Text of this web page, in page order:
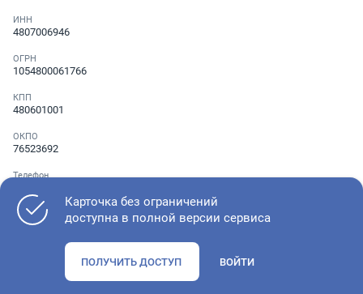
ИНН
4807006946
ОГРН
1054800061766
КПП
480601001
ОКПО
76523692
Телефон
Как оценить состояние компании
Карточка без ограничений
доступна в полной версии сервиса
ПОЛУЧИТЬ ДОСТУП ВОЙТИ